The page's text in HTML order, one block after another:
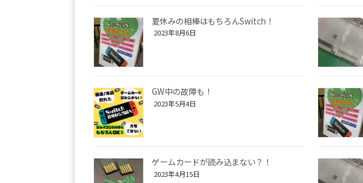
夏休みの相棒はもちろんSwitch！
2023年8月6日
GW中の故障も！
2023年5月4日
ゲームカードが読み込まない？！
2023年4月15日